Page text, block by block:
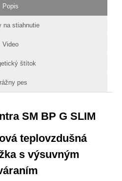
Popis
na stiahnutie
Video
štítok
pes
SM BP G SLIM
teplovzdušná
s výsuvným